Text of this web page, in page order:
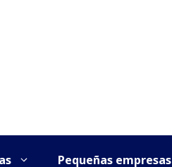
Pequeñas empresas